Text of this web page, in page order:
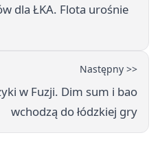
dla ŁKA. Flota urośnie
Następny >>
w Fuzji. Dim sum i bao
wchodzą do łódzkiej gry